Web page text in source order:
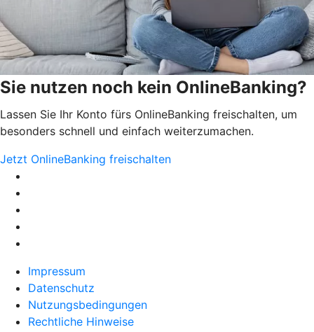
Sie nutzen noch kein OnlineBanking?
Lassen Sie Ihr Konto fürs OnlineBanking freischalten, um
besonders schnell und einfach weiterzumachen.
Jetzt OnlineBanking freischalten
Impressum
Datenschutz
Nutzungsbedingungen
Rechtliche Hinweise